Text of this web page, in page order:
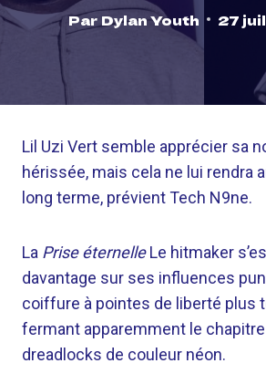
Par Dylan Youth 27
Lil Uzi Vert semble apprécier sa
hérissée, mais cela ne lui rendra
long terme, prévient Tech N9ne.
La Prise éternelleLe hitmaker
davantage sur ses influences
coiffure à pointes de liberté plus
fermant apparemment le
dreadlocks de couleur néon.